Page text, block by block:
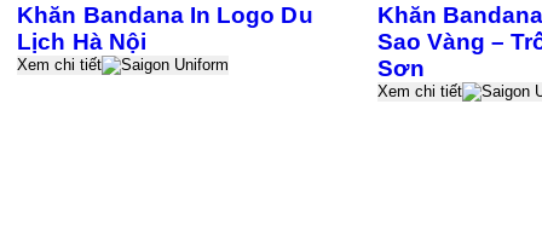
Khăn Bandana In Logo Du
Lịch Hà Nội
Xem chi tiết
Khăn
Sao Vàng –
Sơn
Xem chi tiết